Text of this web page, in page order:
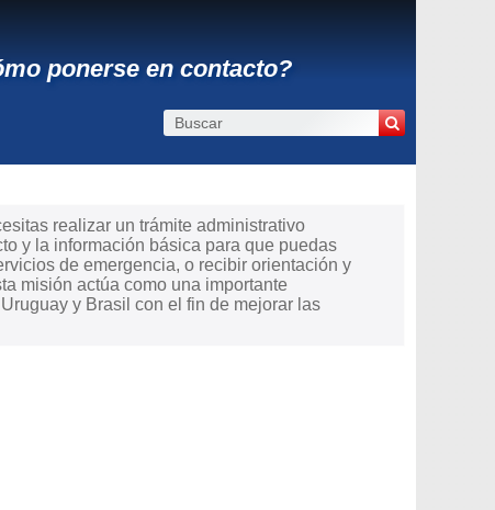
ponerse en contacto?
realizar un trámite administrativo
y la información básica para que puedas
de emergencia, o recibir orientación y
misión actúa como una importante
y Brasil con el fin de mejorar las